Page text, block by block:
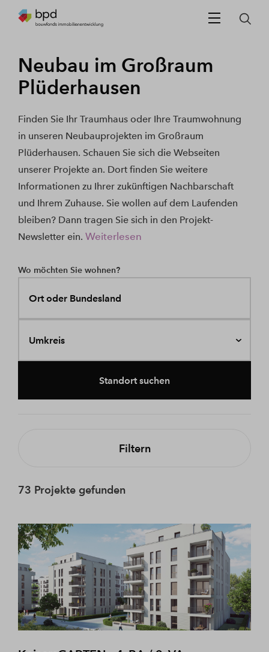
Neubau im Großraum
Plüderhausen
Finden Sie Ihr Traumhaus oder Ihre Traumwohnung
in unseren Neubauprojekten im Großraum
Plüderhausen. Schauen Sie sich die Webseiten
unserer Projekte an. Dort finden Sie weitere
Informationen zu Ihrer zukünftigen Nachbarschaft
und Ihrem Zuhause. Sie wollen auf dem Laufenden
bleiben? Dann tragen Sie sich in den Projekt-
Newsletter ein. Weiterlesen
Wo möchten Sie wohnen?
Ort oder Bundesland
Umkreis
Standort suchen
Filtern
73 Projekte gefunden